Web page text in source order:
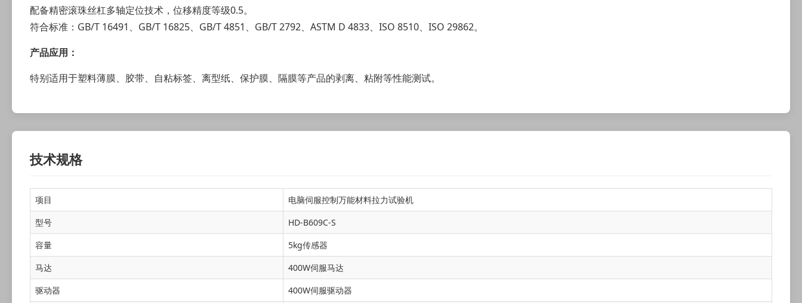
配备精密滚珠丝杠多轴定位技术，位移精度等级0.5。
符合标准：GB/T 16491、GB/T 16825、GB/T 4851、GB/T 2792、ASTM D 4833、ISO 8510、ISO 29862。
产品应用：
特别适用于塑料薄膜、胶带、自粘标签、离型纸、保护膜、隔膜等产品的剥离、粘附等性能测试。
技术规格
项目
电脑伺服控制万能材料拉力试验机
型号
HD-B609C-S
容量
5kg传感器
马达
400W伺服马达
驱动器
400W伺服驱动器